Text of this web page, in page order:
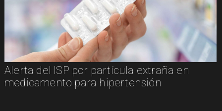
Alerta del ISP por partícula extraña en
medicamento para hipertensión